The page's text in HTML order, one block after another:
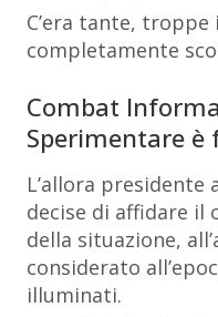
C’era tante,
completamente
Combat
Sperimentare
L’allora presidente
decise di affidare il
della situazione,
considerato
illuminati.